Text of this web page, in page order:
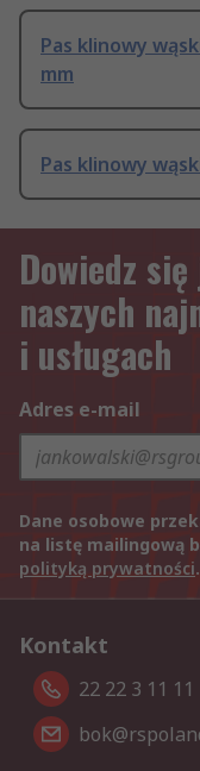
Pas klinowy
mm
Pas klinowy
Dowiedz
naszych
i usługach
Adres e-mail
Dane osobowe
na listę mailingową
polityką prywatności.
Kontakt
22 22 3 11 11